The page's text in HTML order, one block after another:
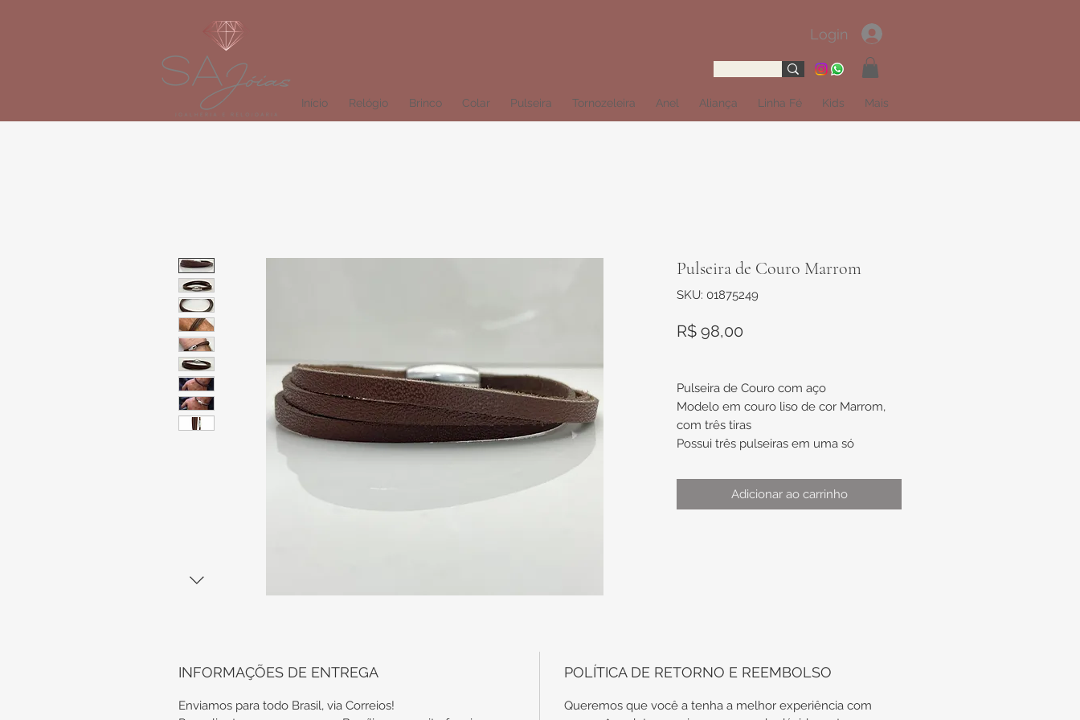
Login
Início Relógio Brinco Colar Pulseira Tornozeleira Anel Aliança Linha Fé Kids Mais
Pulseira de Couro Marrom
SKU: 01875249
R$ 98,00
Pulseira de Couro com aço
Modelo em couro liso de cor Marrom,
com três tiras
Possui três pulseiras em uma só
Couro: Cor Marrom
Cada tira de aproximadamente 4,5mm
Adicionar ao carrinho
INFORMAÇÕES DE ENTREGA
Enviamos para todo Brasil, via Correios!
POLÍTICA DE RETORNO E REEMBOLSO
Queremos que você a tenha a melhor experiência com